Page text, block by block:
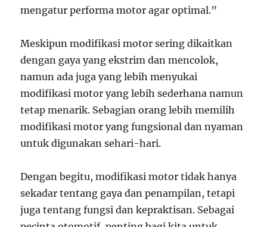
mengatur performa motor agar optimal.”
Meskipun modifikasi motor sering dikaitkan
dengan gaya yang ekstrim dan mencolok,
namun ada juga yang lebih menyukai
modifikasi motor yang lebih sederhana namun
tetap menarik. Sebagian orang lebih memilih
modifikasi motor yang fungsional dan nyaman
untuk digunakan sehari-hari.
Dengan begitu, modifikasi motor tidak hanya
sekadar tentang gaya dan penampilan, tetapi
juga tentang fungsi dan kepraktisan. Sebagai